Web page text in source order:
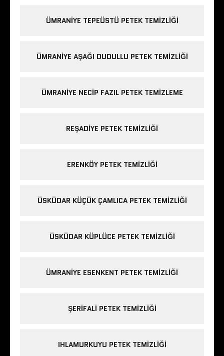
ÜMRANIYE TEPEÜSTÜ PETEK TEMIZLIĞI
ÜMRANIYE AŞAĞI DUDULLU PETEK TEMIZLIĞI
ÜMRANIYE NECIP FAZIL PETEK TEMIZLEME
REŞADIYE PETEK TEMIZLIĞI
ERENKÖY PETEK TEMIZLIĞI
ÜSKÜDAR KÜÇÜK ÇAMLICA PETEK TEMIZLIĞI
ÜSKÜDAR KÜPLÜCE PETEK TEMIZLIĞI
ÜMRANIYE ESENKENT PETEK TEMIZLIĞI
ŞERIFALI PETEK TEMIZLIĞI
IHLAMURKUYU PETEK TEMIZLIĞI